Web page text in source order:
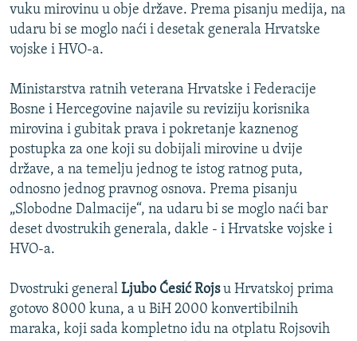
TRI DECENIJE OD RATA U BIH
SVE KARTE DEJTONA
NASTANAK I RASPAD JUGOSLAVIJE
vuku mirovinu u obje države. Prema pisanju medija, na
udaru bi se moglo naći i desetak generala Hrvatske
vojske i HVO-a.
Ministarstva ratnih veterana Hrvatske i Federacije
Bosne i Hercegovine najavile su reviziju korisnika
mirovina i gubitak prava i pokretanje kaznenog
postupka za one koji su dobijali mirovine u dvije
države, a na temelju jednog te istog ratnog puta,
odnosno jednog pravnog osnova. Prema pisanju
„Slobodne Dalmacije“, na udaru bi se moglo naći bar
deset dvostrukih generala, dakle - i Hrvatske vojske i
HVO-a.
Dvostruki general Ljubo Ćesić Rojsu Hrvatskoj prima
gotovo 8000 kuna, a u BiH 2000 konvertibilnih
maraka, koji sada kompletno idu na otplatu Rojsovih